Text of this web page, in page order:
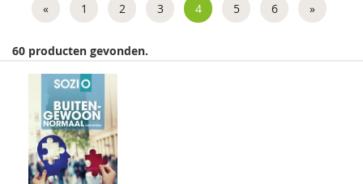
Flore Burger
Esther Croes
Tycho Dekkers
Martine F. Delfos
Robert Didden
Gerard van der Doelen
« 1 2 3 4 5 6 »
60 producten gevonden.